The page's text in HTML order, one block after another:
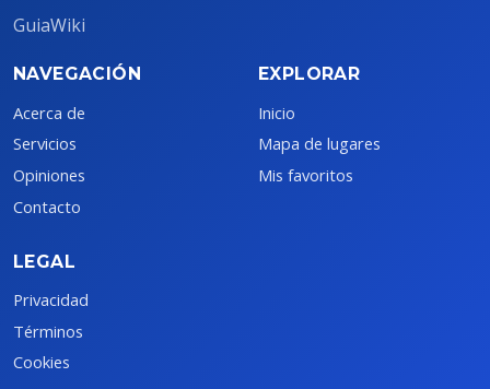
GuiaWiki
NAVEGACIÓN
Acerca de
Servicios
Opiniones
Contacto
EXPLORAR
Inicio
Mapa de lugares
Mis favoritos
LEGAL
Privacidad
Términos
Cookies